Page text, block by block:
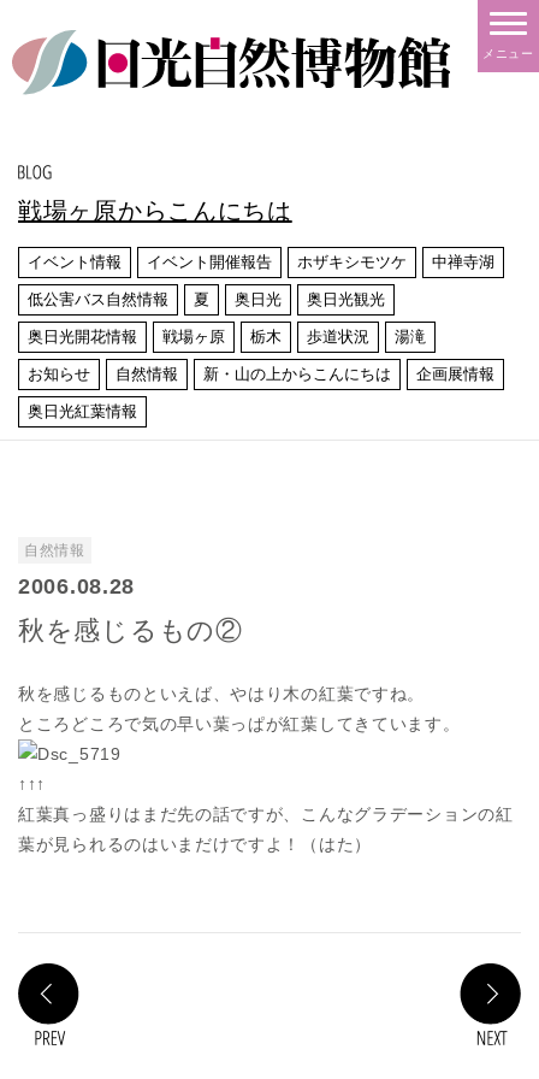
メニュー
戦場ヶ原からこんにちは
イベント情報 イベント開催報告 ホザキシモツケ 中禅寺湖
低公害バス自然情報 夏 奥日光 奥日光観光
奥日光開花情報 戦場ヶ原 栃木 歩道状況 湯滝
お知らせ 自然情報 新・山の上からこんにちは 企画展情報
奥日光紅葉情報
自然情報
2006.08.28
秋を感じるもの②
秋を感じるものといえば、やはり木の紅葉ですね。
ところどころで気の早い葉っぱが紅葉してきています。
↑↑↑
紅葉真っ盛りはまだ先の話ですが、こんなグラデーションの紅
葉が見られるのはいまだけですよ！（はた）